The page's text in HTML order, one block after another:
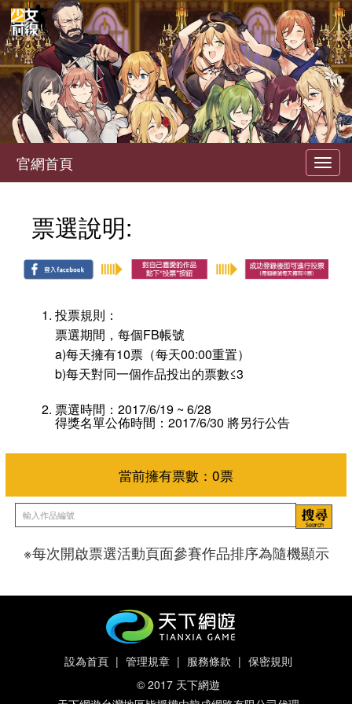
官網首頁
票選說明:
投票規則：
票選期間，每個FB帳號
a)每天擁有10票（每天00:00重置）
b)每天對同一個作品投出的票數≤3
票選時間：2017/6/19 ~ 6/28
得獎名單公佈時間：2017/6/30 將另行公告
當前擁有票數：
※每次開啟票選活動頁面參賽作品排序為隨機顯示
設為首頁 | 管理規章 | 服務條款 | 保密規則
© 2017 天下網遊